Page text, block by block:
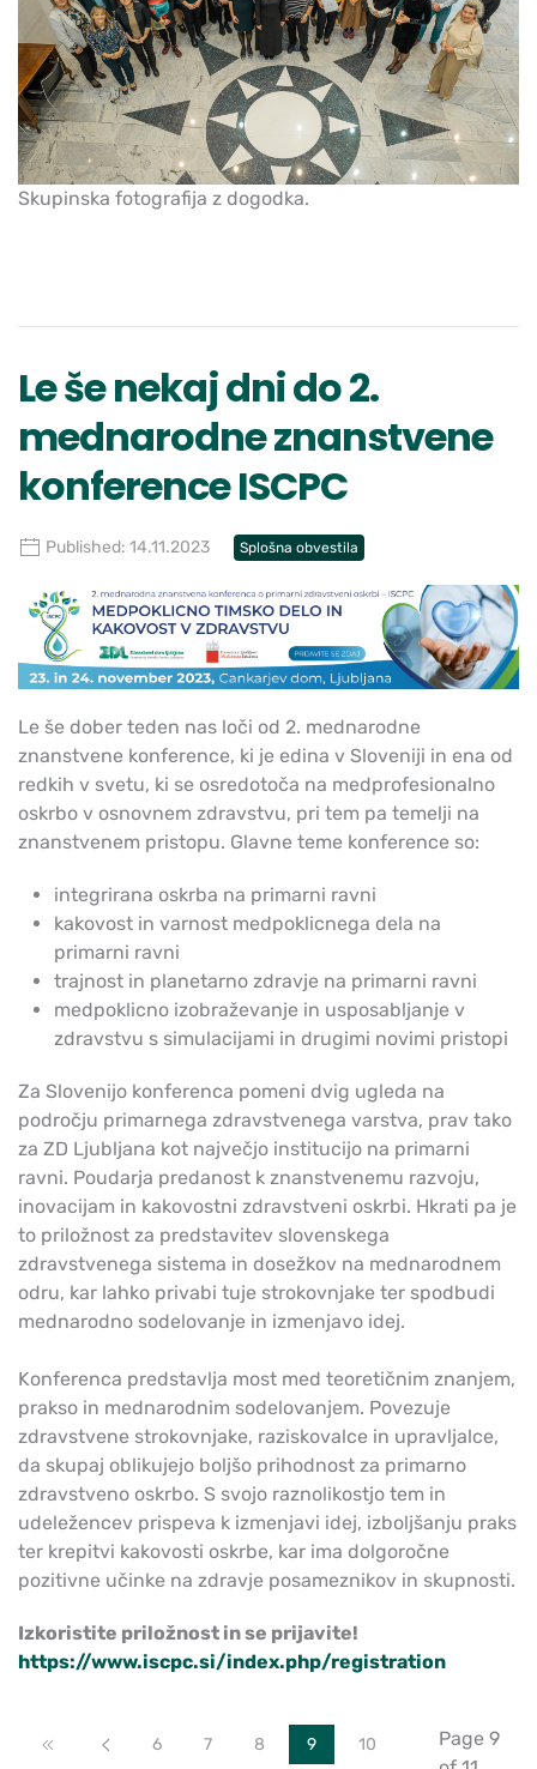
Skupinska fotografija z dogodka.
Le še nekaj dni do 2.
mednarodne znanstvene
konference ISCPC
Published: 14.11.2023 Splošna obvestila
Le še dober teden nas loči od 2. mednarodne
znanstvene konference, ki je edina v Sloveniji in ena od
redkih v svetu, ki se osredotoča na medprofesionalno
oskrbo v osnovnem zdravstvu, pri tem pa temelji na
znanstvenem pristopu. Glavne teme konference so:
integrirana oskrba na primarni ravni
kakovost in varnost medpoklicnega dela na
primarni ravni
trajnost in planetarno zdravje na primarni ravni
medpoklicno izobraževanje in usposabljanje v
zdravstvu s simulacijami in drugimi novimi pristopi
Za Slovenijo konferenca pomeni dvig ugleda na
področju primarnega zdravstvenega varstva, prav tako
za ZD Ljubljana kot največjo institucijo na primarni
ravni. Poudarja predanost k znanstvenemu razvoju,
inovacijam in kakovostni zdravstveni oskrbi. Hkrati pa je
to priložnost za predstavitev slovenskega
zdravstvenega sistema in dosežkov na mednarodnem
odru, kar lahko privabi tuje strokovnjake ter spodbudi
mednarodno sodelovanje in izmenjavo idej.
Konferenca predstavlja most med teoretičnim znanjem,
prakso in mednarodnim sodelovanjem. Povezuje
zdravstvene strokovnjake, raziskovalce in upravljalce,
da skupaj oblikujejo boljšo prihodnost za primarno
zdravstveno oskrbo. S svojo raznolikostjo tem in
udeležencev prispeva k izmenjavi idej, izboljšanju praks
ter krepitvi kakovosti oskrbe, kar ima dolgoročne
pozitivne učinke na zdravje posameznikov in skupnosti.
Izkoristite priložnost in se prijavite!
https://www.iscpc.si/index.php/registration
6 7 8 9 10
Page 9